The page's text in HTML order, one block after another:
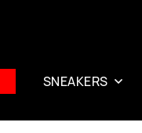
SNEAKERS